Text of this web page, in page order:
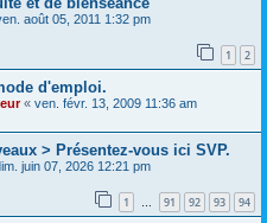
août 05, 2011 1:32 pm
1 2
d'emploi.
« ven. févr. 13, 2009 11:36 am
> Présentez-vous ici SVP.
juin 07, 2026 12:21 pm
1 … 91 92 93 94